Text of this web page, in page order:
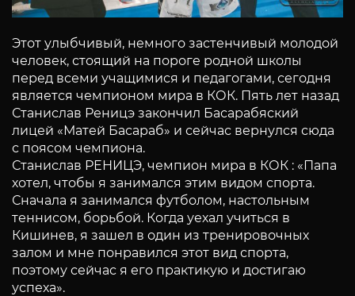
Этот улыбчивый, немного застенчивый молодой
человек, стоящий на пороге родной школы
перед всеми учащимися и педагогами, сегодня
является чемпионом мира в КОК. Пять лет назад
Станислав Реницэ закончил Басарабяский
лицей «Матей Басараб» и сейчас вернулся сюда
с поясом чемпиона.
Станислав РЕНИЦЭ, чемпион мира в КОК : «Папа
хотел, чтобы я занимался этим видом спорта.
Сначала я занимался футболом, настольным
теннисом, борьбой. Когда уехал учиться в
Кишинев, я зашел в один из тренировочных
залом и мне понравился этот вид спорта,
поэтому сейчас я его практикую и достигаю
успеха».